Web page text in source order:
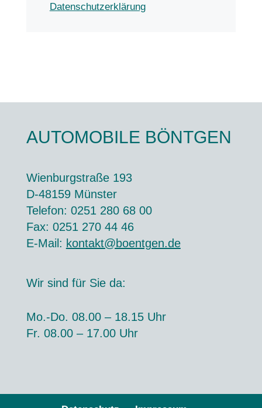
Datenschutzerklärung
AUTOMOBILE BÖNTGEN
Wienburgstraße 193
D-48159 Münster
Telefon: 0251 280 68 00
Fax: 0251 270 44 46
E-Mail: kontakt@boentgen.de
Wir sind für Sie da:
Mo.-Do. 08.00 – 18.15 Uhr
Fr. 08.00 – 17.00 Uhr